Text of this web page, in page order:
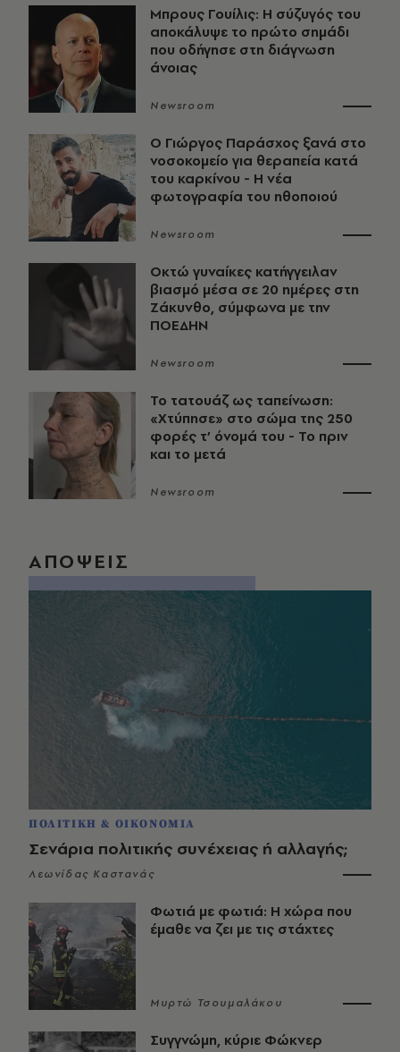
Μπρους Γουίλις: Η σύζυγός του
αποκάλυψε το πρώτο σημάδι
που οδήγησε στη διάγνωση
άνοιας
Newsroom
O Γιώργος Παράσχος ξανά στο
νοσοκομείο για θεραπεία κατά
του καρκίνου - Η νέα
φωτογραφία του ηθοποιού
Newsroom
Οκτώ γυναίκες κατήγγειλαν
βιασμό μέσα σε 20 ημέρες στη
Ζάκυνθο, σύμφωνα με την
ΠΟΕΔΗΝ
Newsroom
Το τατουάζ ως ταπείνωση:
«Χτύπησε» στο σώμα της 250
φορές τ’ όνομά του - Το πριν
και το μετά
Newsroom
ΑΠΟΨΕΙΣ
ΠΟΛΙΤΙΚΗ & ΟΙΚΟΝΟΜΙΑ
Σενάρια πολιτικής συνέχειας ή αλλαγής;
Λεωνίδας Καστανάς
Φωτιά με φωτιά: Η χώρα που
έμαθε να ζει με τις στάχτες
Μυρτώ Τσουμαλάκου
Συγγνώμη, κύριε Φώκνερ